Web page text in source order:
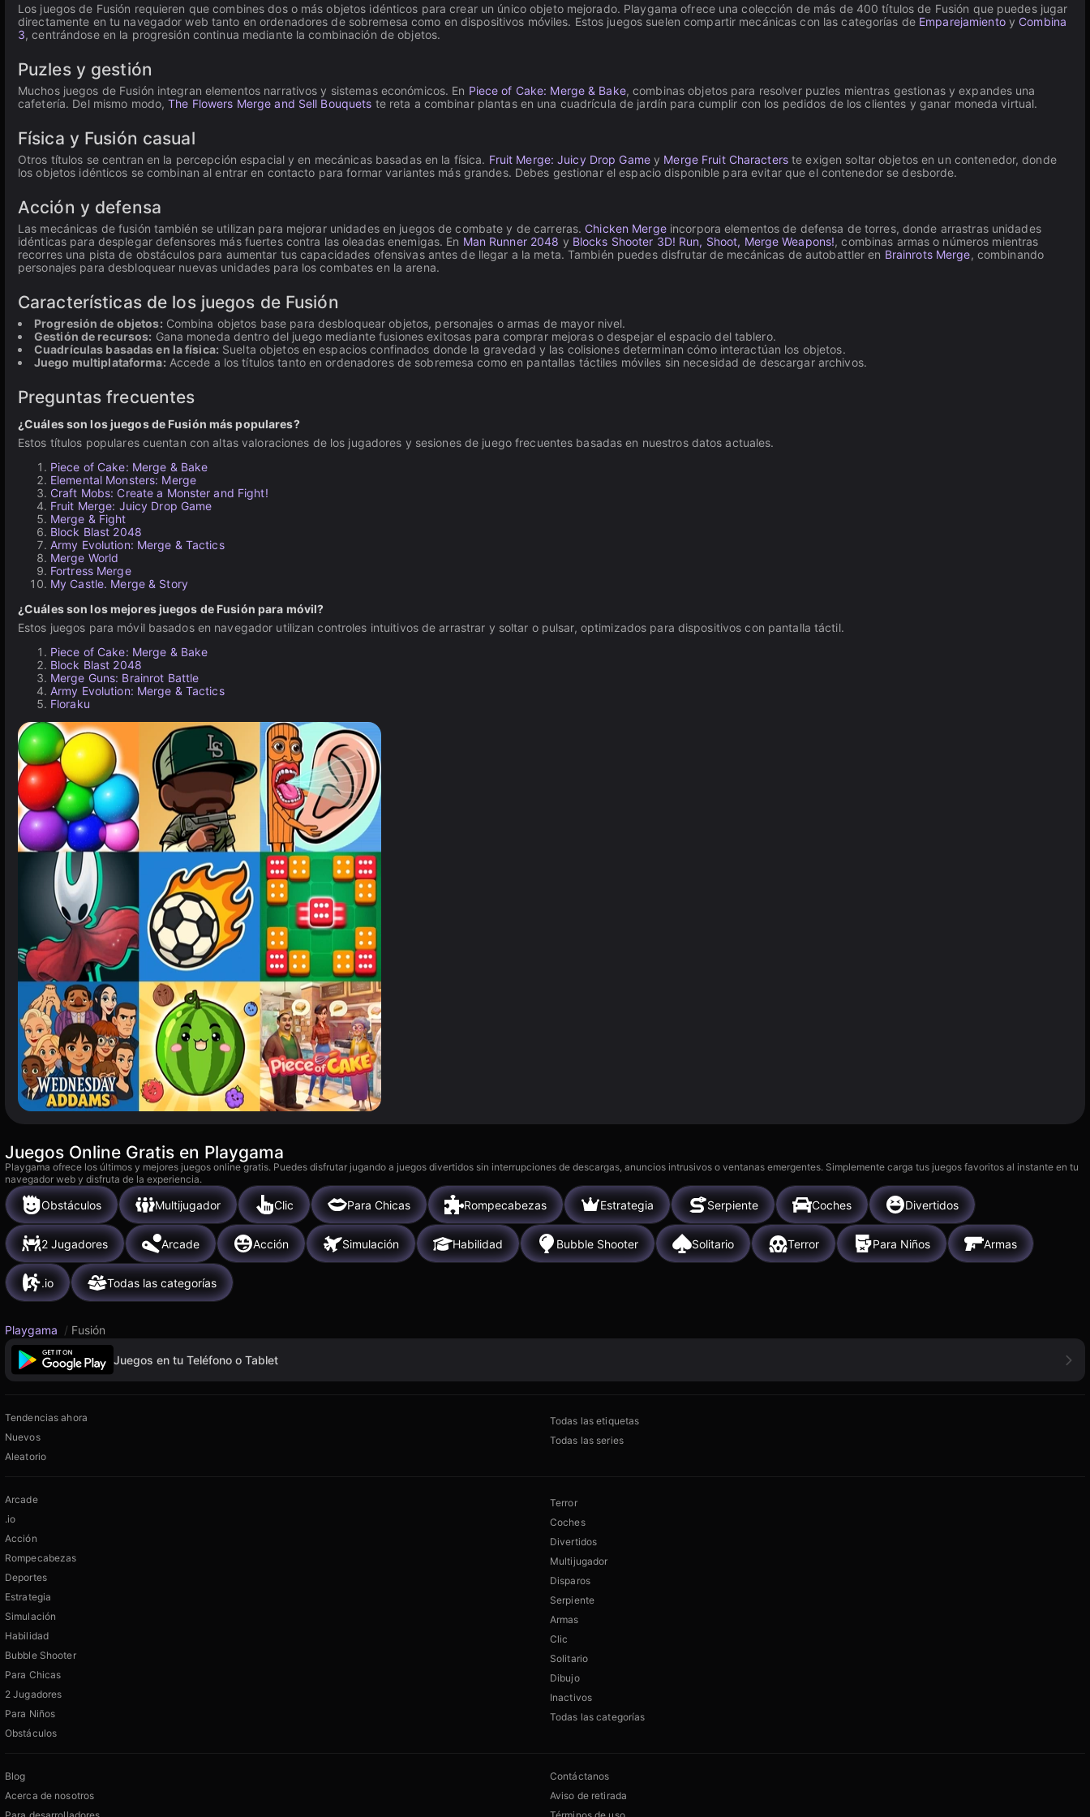
Los juegos de Fusión requieren que combines dos o más objetos idénticos para crear un único objeto mejorado. Playgama ofrece una colección de más de 400 títulos de Fusión que puedes jugar
directamente en tu navegador web tanto en ordenadores de sobremesa como en dispositivos móviles. Estos juegos suelen compartir mecánicas con las categorías de Emparejamientoy Combina
3, centrándose en la progresión continua mediante la combinación de objetos.
Puzles y gestión
Muchos juegos de Fusión integran elementos narrativos y sistemas económicos. En Piece of Cake: Merge & Bake, combinas objetos para resolver puzles mientras gestionas y expandes una
cafetería. Del mismo modo,The Flowers Merge and Sell Bouquets te reta a combinar plantas en una cuadrícula de jardín para cumplir con los pedidos de los clientes y ganar moneda virtual.
Física y Fusión casual
Otros títulos se centran en la percepción espacial y en mecánicas basadas en la física. Fruit Merge: Juicy Drop Gamey Merge Fruit Characterste exigen soltar objetos en un contenedor, donde
los objetos idénticos se combinan al entrar en contacto para formar variantes más grandes. Debes gestionar el espacio disponible para evitar que el contenedor se desborde.
Acción y defensa
Las mecánicas de fusión también se utilizan para mejorar unidades en juegos de combate y de carreras. Chicken Mergeincorpora elementos de defensa de torres, donde arrastras unidades
idénticas para desplegar defensores más fuertes contra las oleadas enemigas. En Man Runner 2048 y Blocks Shooter 3D! Run, Shoot, Merge Weapons!, combinas armas o números mientras
recorres una pista de obstáculos para aumentar tus capacidades ofensivas antes de llegar a la meta. También puedes disfrutar de mecánicas de autobattler en Brainrots Merge, combinando
personajes para desbloquear nuevas unidades para los combates en la arena.
Características de los juegos de Fusión
Progresión de objetos: Combina objetos base para desbloquear objetos, personajes o armas de mayor nivel.
Gestión de recursos: Gana moneda dentro del juego mediante fusiones exitosas para comprar mejoras o despejar el espacio del tablero.
Cuadrículas basadas en la física: Suelta objetos en espacios confinados donde la gravedad y las colisiones determinan cómo interactúan los objetos.
Juego multiplataforma: Accede a los títulos tanto en ordenadores de sobremesa como en pantallas táctiles móviles sin necesidad de descargar archivos.
Preguntas frecuentes
¿Cuáles son los juegos de Fusión más populares?
Estos títulos populares cuentan con altas valoraciones de los jugadores y sesiones de juego frecuentes basadas en nuestros datos actuales.
Piece of Cake: Merge & Bake
Elemental Monsters: Merge
Craft Mobs: Create a Monster and Fight!
Fruit Merge: Juicy Drop Game
Merge & Fight
Block Blast 2048
Army Evolution: Merge & Tactics
Merge World
Fortress Merge
My Castle. Merge & Story
¿Cuáles son los mejores juegos de Fusión para móvil?
Estos juegos para móvil basados en navegador utilizan controles intuitivos de arrastrar y soltar o pulsar, optimizados para dispositivos con pantalla táctil.
Piece of Cake: Merge & Bake
Block Blast 2048
Merge Guns: Brainrot Battle
Army Evolution: Merge & Tactics
Floraku
Juegos Online Gratis en Playgama
Playgama ofrece los últimos y mejores juegos online gratis. Puedes disfrutar jugando a juegos divertidos sin interrupciones de descargas, anuncios intrusivos o ventanas emergentes. Simplemente carga tus juegos favoritos al instante en tu
navegador web y disfruta de la experiencia.
Obstáculos Multijugador Clic Para Chicas Rompecabezas Estrategia Serpiente Coches Divertidos
2 Jugadores Arcade Acción Simulación Habilidad Bubble Shooter Solitario Terror Para Niños Armas
.io Todas las categorías
Playgama / Fusión
Juegos en tu Teléfono o Tablet
Tendencias ahora
Nuevos
Aleatorio
Todas las etiquetas
Todas las series
Arcade
.io
Acción
Rompecabezas
Deportes
Estrategia
Simulación
Habilidad
Bubble Shooter
Para Chicas
2 Jugadores
Para Niños
Obstáculos
Terror
Coches
Divertidos
Multijugador
Disparos
Serpiente
Armas
Clic
Solitario
Dibujo
Inactivos
Todas las categorías
Blog
Acerca de nosotros
Contáctanos
Aviso de retirada